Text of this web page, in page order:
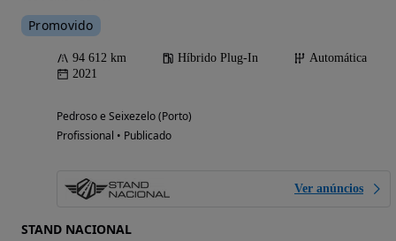
Promovido
94 612 km Híbrido Plug-In
Automática
2021
Pedroso e Seixezelo (Porto)
Profissional • Publicado
Ver anúncios
STAND NACIONAL